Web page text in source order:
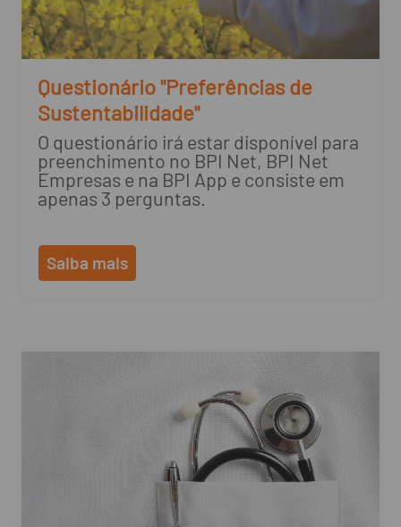
Questionário "Preferências de
Sustentabilidade"
O questionário irá estar disponível para
preenchimento no BPI Net, BPI Net
Empresas e na BPI App e consiste em
apenas 3 perguntas.
Saiba mais